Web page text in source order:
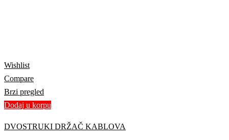
Wishlist
Compare
Brzi pregled
Dodaj u korpu
DVOSTRUKI DRŽAČ KABLOVA